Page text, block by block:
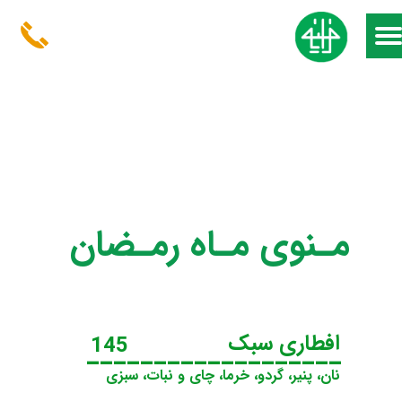
مـنوی مـاه رمـضان
افطاری سبک 145
___________________
نان، پنیر، گردو، خرما، چای‌ و نبات، سبزی